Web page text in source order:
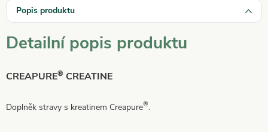
Popis produktu
Detailní popis produktu
CREAPURE® CREATINE
Doplněk stravy s kreatinem Creapure®.